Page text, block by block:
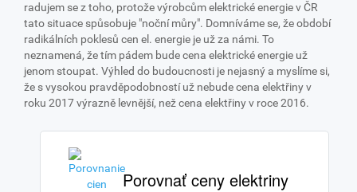
radujem se z toho, protože výrobcům elektrické energie v ČR
tato situace spůsobuje "noční můry". Domníváme se, že období
radikálních poklesů cen el. energie je už za námi. To
neznamená, že tím pádem bude cena elektrické energie už
jenom stoupat. Výhled do budoucnosti je nejasný a myslíme si,
že s vysokou pravděpodobností už nebude cena elektřiny v
roku 2017 výrazně levnější, než cena elektřiny v roce 2016.
Porovnať ceny elektriny